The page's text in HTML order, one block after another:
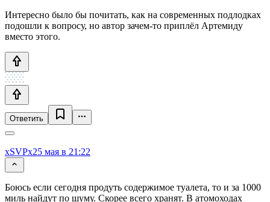
Интересно было бы почитать, как на современных подлодках
подошли к вопросу, но автор зачем-то приплёл Артемиду
вместо этого.
Ответить
xSVPx25 мая в 21:22
Боюсь если сегодня продуть содержимое туалета, то и за 1000
миль найдут по шуму. Скорее всего хранят. В атомоходах